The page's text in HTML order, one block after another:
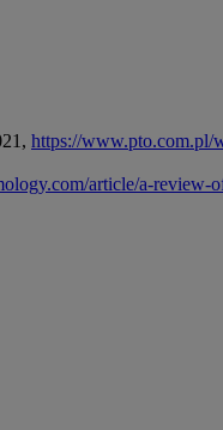
https://www.pto.com.pl/
article/a-review-